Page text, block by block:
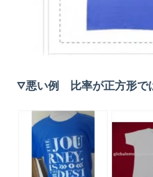
▽悪い例 比率が正方形で